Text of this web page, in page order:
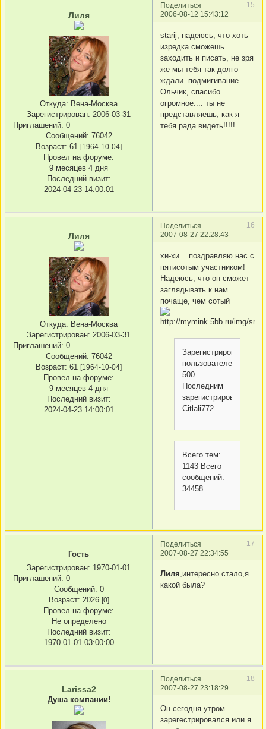
Поделиться
15
2006-08-12 15:43:12
Лиля
Откуда: Вена-Москва
Зарегистрирован: 2006-03-31
Приглашений: 0
Сообщений: 76042
Возраст: 61 [1964-10-04]
Провел на форуме:
9 месяцев 4 дня
Последний визит:
2024-04-23 14:00:01
starij, надеюсь, что хоть
изредка сможешь
заходить и писать, не зря
же мы тебя так долго
ждали подмигивание
Ольчик, спасибо
огромное.... ты не
представляешь, как я
тебя рада видеть!!!!!
Поделиться
16
2007-08-27 22:28:43
Лиля
Откуда: Вена-Москва
Зарегистрирован: 2006-03-31
Приглашений: 0
Сообщений: 76042
Возраст: 61 [1964-10-04]
Провел на форуме:
9 месяцев 4 дня
Последний визит:
2024-04-23 14:00:01
хи-хи... поздравляю нас с
пятисотым участником!
Надеюсь, что он сможет
заглядывать к нам
почаще, чем сотый
Зарегистрированных
пользователей:
500
Последним
зарегистрировался
Citlali772
Всего тем:
1143 Всего
сообщений:
34458
Поделиться
17
2007-08-27 22:34:55
Гость
Зарегистрирован: 1970-01-01
Приглашений: 0
Сообщений: 0
Возраст: 2026 [0]
Провел на форуме:
Не определено
Последний визит:
1970-01-01 03:00:00
Лиля,интересно стало,я
какой была?
Поделиться
18
2007-08-27 23:18:29
Larissa2
Душа компании!
Он сегодня утром
зарегестрировался или я